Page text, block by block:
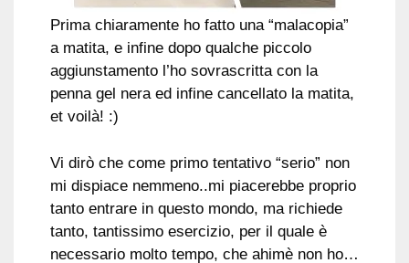
Prima chiaramente ho fatto una “malacopia”
a matita, e infine dopo qualche piccolo
aggiunstamento l’ho sovrascritta con la
penna gel nera ed infine cancellato la matita,
et voilà! :)
Vi dirò che come primo tentativo “serio” non
mi dispiace nemmeno..mi piacerebbe proprio
tanto entrare in questo mondo, ma richiede
tanto, tantissimo esercizio, per il quale è
necessario molto tempo, che ahimè non ho…